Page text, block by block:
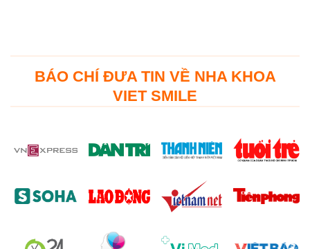
BÁO CHÍ ĐƯA TIN VỀ NHA KHOA
VIET SMILE